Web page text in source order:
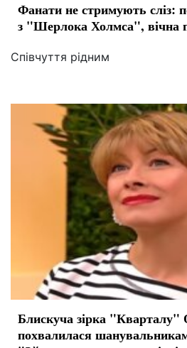
Фанати не стримують сліз:
з "Шерлока Холмса", вічна
Співчуття рідним
Блискуча зірка "Кварталу"
похвалилася